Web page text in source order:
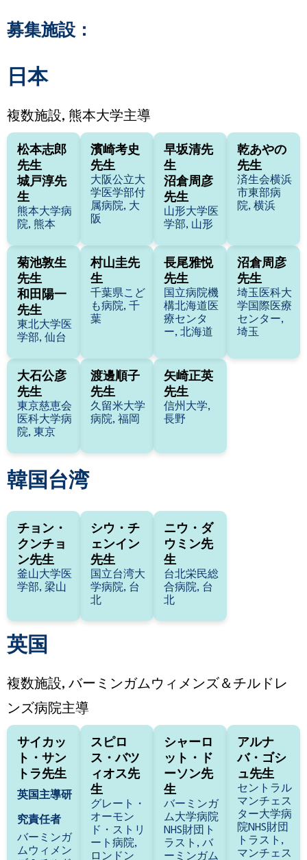
募集施設：
日本
複数施設, 熊本大学主導
松本志郎
先生
城戸淳先
生
熊本大学病
院, 熊本
濱崎考史
先生
大阪公立大
学医学部付
属病院, 大
阪
早坂清先
生
沼倉周彦
先生
山形大学医
学部, 山形
乾あやの
先生
済生会横浜
市東部病
院, 横浜
菊池敦生
先生
和田陽一
先生
東北大学医
学部, 仙台
村山圭先
生
千葉県こど
も病院, 千
葉
長尾雅悦
先生
国立病院機
構北海道医
療センタ
ー, 北海道
沼倉周彦
先生
埼玉医科大
学国際医療
センター,
埼玉
大石公彦
先生
東京慈恵会
医科大学病
院, 東京
渡邊順子
先生
久留米大学
病院, 福岡
矢崎正英
先生
信州大学,
長野
韓国 台湾
チョン・
クンチョ
ン先生
釜山大学医
学部, 梁山
シウ・チ
ェンイン
先生
国立台湾大
学病院, 台
北
ニウ・ダ
ウミン先
生
台北栄民総
合病院, 台
北
英国
複数施設, バーミンガムウィメンズ＆チルドレ
ンズ病院主導
サイカッ
ト・サン
トラ先生
英国主導研
究責任者
バーミンガ
ムウィメン
スピロ
ス・バツ
ィオス先
生
グレート・
オーモン
ド・ストリ
ート病院,
ロンドン
シャーロ
ット・ド
ーソン先
生
バーミンガ
ム大学病院
NHS財団ト
ラスト, バ
ーミンガム
アルナ
バ・ゴシ
ュ先生
セントラル
マンチェス
ター大学病
院NHS財団
トラスト,
マンチェス